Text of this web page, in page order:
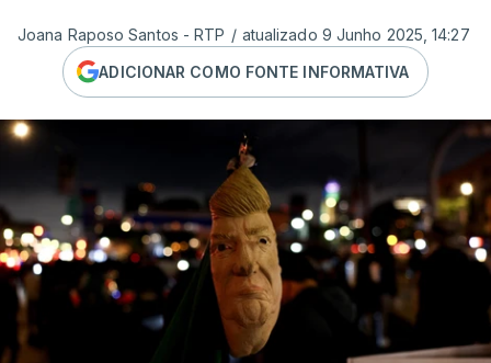
Joana Raposo Santos - RTP / atualizado 9 Junho 2025, 14:27
ADICIONAR COMO FONTE INFORMATIVA